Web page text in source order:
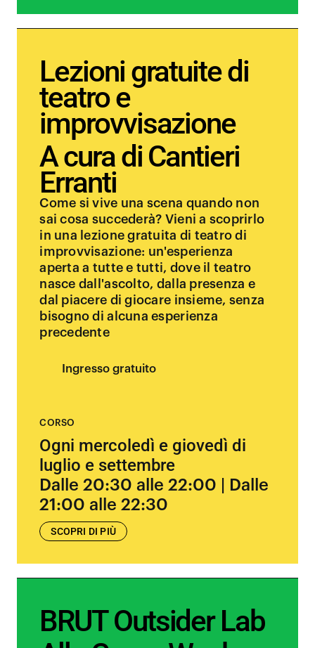
Lezioni gratuite di
teatro e
improvvisazione
A cura di Cantieri
Erranti
Come si vive una scena quando non
sai cosa succederà? Vieni a scoprirlo
in una lezione gratuita di teatro di
improvvisazione: un'esperienza
aperta a tutte e tutti, dove il teatro
nasce dall'ascolto, dalla presenza e
dal piacere di giocare insieme, senza
bisogno di alcuna esperienza
precedente
Ingresso gratuito
CORSO
Ogni mercoledì e giovedì di
luglio e settembre
Dalle 20:30 alle 22:00 | Dalle
21:00 alle 22:30
SCOPRI DI PIÙ
BRUT Outsider Lab